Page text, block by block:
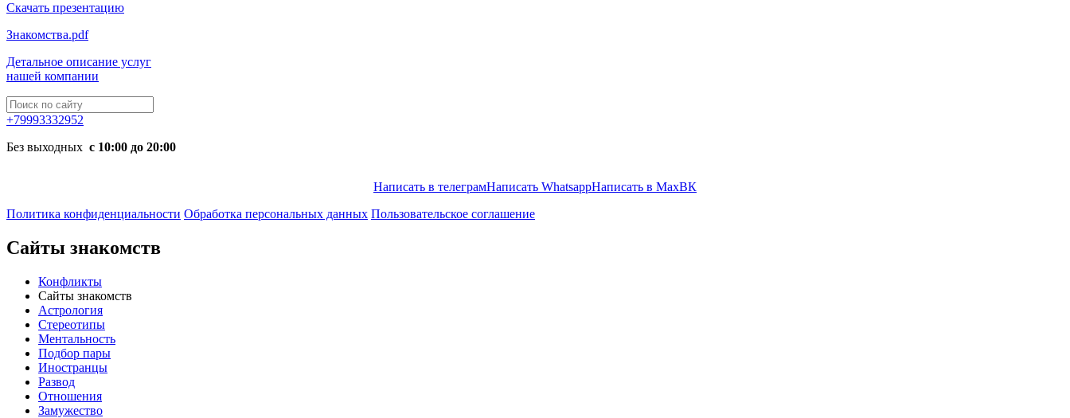
Скачать презентацию
Знакомства.pdf
Детальное описание услуг
нашей компании
+79993332952
Без выходных с 10:00 до 20:00
Написать в телеграмНаписать WhatsappНаписать в MaxВК
Политика конфиденциальности Обработка персональных данных Пользовательское соглашение
Сайты знакомств
Конфликты
Сайты знакомств
Астрология
Стереотипы
Ментальность
Подбор пары
Иностранцы
Развод
Отношения
Замужество